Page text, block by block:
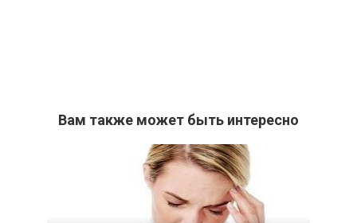
Вам также может быть интересно